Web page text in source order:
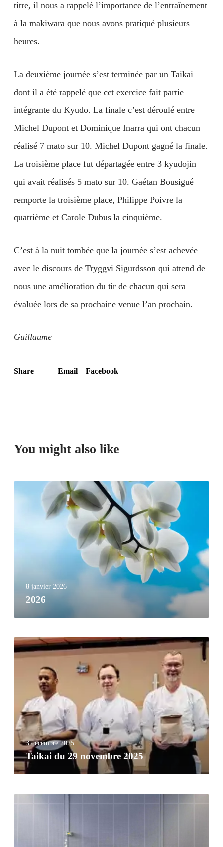
titre, il nous a rappelé l’importance de l’entraînement
à la makiwara que nous avons pratiqué plusieurs
heures.
La deuxième journée s’est terminée par un Taikai
dont il a été rappelé que cet exercice fait partie
intégrante du Kyudo. La finale c’est déroulé entre
Michel Dupont et Dominique Inarra qui ont chacun
réalisé 7 mato sur 10. Michel Dupont gagné la finale.
La troisième place fut départagée entre 3 kyudojin
qui avait réalisés 5 mato sur 10. Gaétan Bousigué
remporte la troisième place, Philippe Poivre la
quatrième et Carole Dubus la cinquième.
C’est à la nuit tombée que la journée s’est achevée
avec le discours de Tryggvi Sigurdsson qui attend de
nous une amélioration du tir de chacun qui sera
évaluée lors de sa prochaine venue l’an prochain.
Guillaume
Share Email Facebook
You might also like
8 janvier 2026
2026
3 décembre 2025
Taikai du 29 novembre 2025